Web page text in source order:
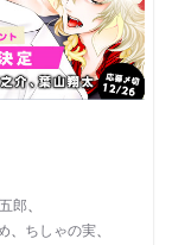
郎、
、 ちしゃの実、